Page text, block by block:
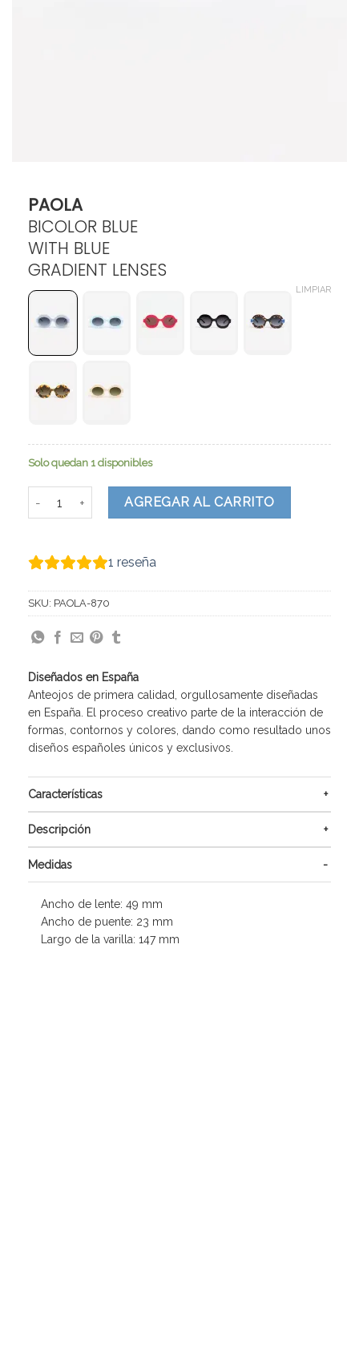
PAOLA
BICOLOR BLUE
WITH BLUE
GRADIENT LENSES
LIMPIAR
Solo quedan 1 disponibles
AGREGAR AL CARRITO
1 reseña
SKU: PAOLA-870
Diseñados en España
Anteojos de primera calidad, orgullosamente diseñadas
en España. El proceso creativo parte de la interacción de
formas, contornos y colores, dando como resultado unos
diseños españoles únicos y exclusivos.
Características
Descripción
Medidas
Ancho de lente: 49 mm
Ancho de puente: 23 mm
Largo de la varilla: 147 mm